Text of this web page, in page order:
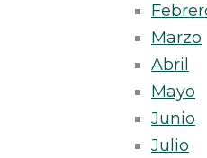
Marzo
Abril
Mayo
Junio
Julio